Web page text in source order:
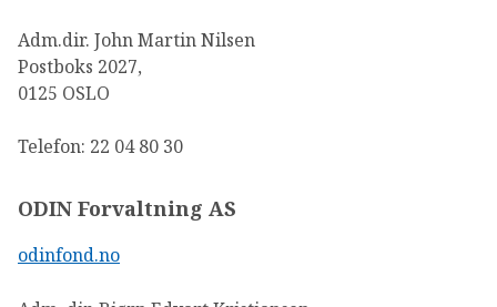
Adm.dir. John Martin Nilsen
Postboks 2027,
0125 OSLO
Telefon: 22 04 80 30
ODIN Forvaltning AS
odinfond.no